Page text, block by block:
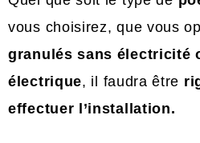
vous choisirez, que vous
granulés sans électricité
électrique, il faudra être
effectuer l’installation.